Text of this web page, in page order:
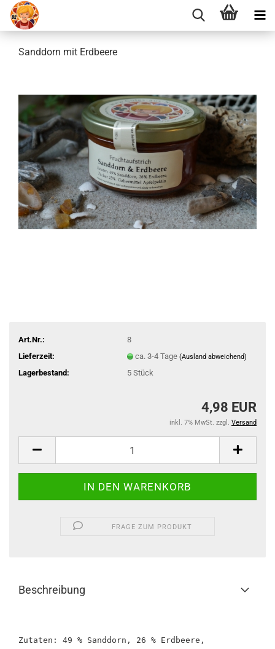
Sanddorn mit Erdbeere
Art.Nr.:
8
Lieferzeit:
ca. 3-4 Tage (Ausland abweichend)
Lagerbestand: 5 Stück
4,98 EUR
inkl. 7% MwSt. zzgl. Versand
FRAGE ZUM PRODUKT
Beschreibung
Zutaten: 49 % Sanddorn, 26 % Erdbeere,